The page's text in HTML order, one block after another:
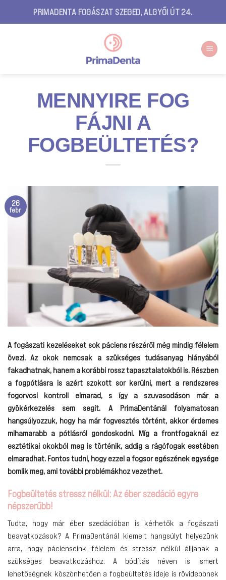
PRIMADENTA FOGÁSZAT SZEGED, ALGYŐI ÚT 24.
MENNYIRE FOG
FÁJNI A
FOGBEÜLTETÉS?
26
febr
A fogászati kezeléseket sok páciens részéről még mindig félelem
övezi. Az okok nemcsak a szükséges tudásanyag hiányából
fakadhatnak, hanem a korábbi rossz tapasztalatokból is. Részben
a fogpótlásra is azért szokott sor kerülni, mert a rendszeres
fogorvosi kontroll elmarad, s így a szuvasodáson már a
gyökérkezelés sem segít. A PrimaDentánál folyamatosan
hangsúlyozzuk, hogy ha már fogvesztés történt, akkor érdemes
mihamarabb a pótlásról gondoskodni. Míg a frontfogaknál ez
esztétikai okokból meg is történik, addig a rágófogak esetében
elmaradhat. Fontos tudni, hogy ezzel a fogsor egészének egysége
bomlik meg, ami további problémákhoz vezethet.
Fogbeültetés stressz nélkül: Az éber szedáció egyre
népszerűbb!
Tudta, hogy már éber szedációban is kérhetők a fogászati
beavatkozások? A PrimaDentánál kiemelt hangsúlyt helyezünk
arra, hogy pácienseink félelem és stressz nélkül álljanak a
szükséges beavatkozáshoz. A bódítás néven is ismert
lehetőségnek köszönhetően a fogbeültetés ideje is rövidebbnek